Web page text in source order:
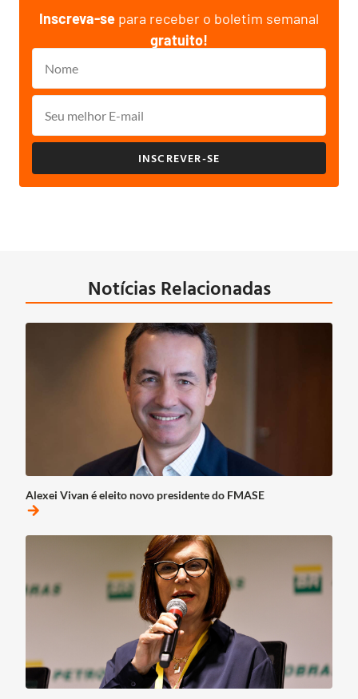
Inscreva-se para receber o boletim semanal
gratuito!
INSCREVER-SE
Notícias Relacionadas
Alexei Vivan é eleito novo presidente do FMASE
arrow_forward